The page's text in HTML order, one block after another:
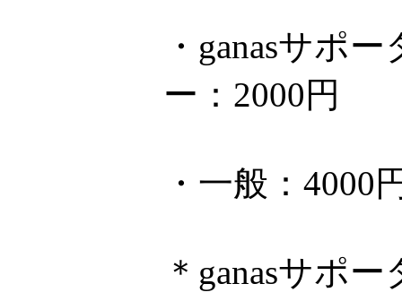
・ganasサポ
ー：2000円
・一般：4000
＊ganasサポ